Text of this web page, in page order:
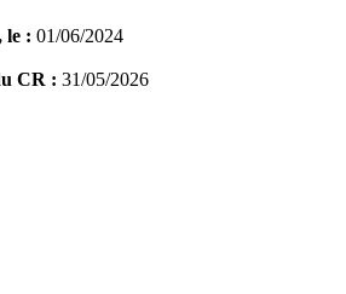
le : 01/06/2024
CR : 31/05/2026